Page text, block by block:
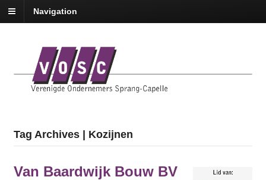
Navigation
Tag Archives | Kozijnen
Van Baardwijk Bouw BV